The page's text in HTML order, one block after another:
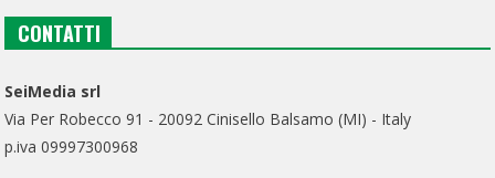
CONTATTI
SeiMedia srl
Via Per Robecco 91 - 20092 Cinisello Balsamo (MI) - Italy
p.iva 09997300968